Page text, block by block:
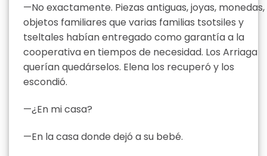
—No exactamente. Piezas antiguas, joyas, monedas,
objetos familiares que varias familias tsotsiles y
tseltales habían entregado como garantía a la
cooperativa en tiempos de necesidad. Los Arriaga
querían quedárselos. Elena los recuperó y los
escondió.
—¿En mi casa?
—En la casa donde dejó a su bebé.